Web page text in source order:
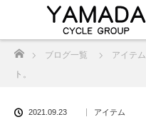
ブログ一覧 アイテム
ト。
2021.09.23 アイテム